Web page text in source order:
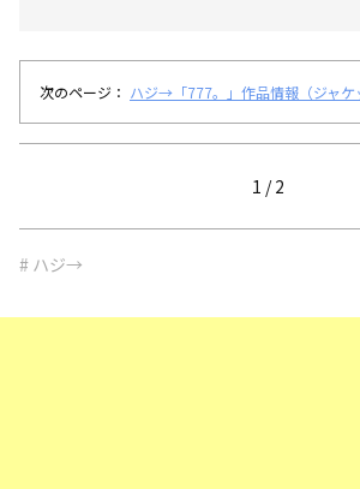
次のページ： ハジ→「777。」作品情報（ジャケ
1 / 2
# ハジ→